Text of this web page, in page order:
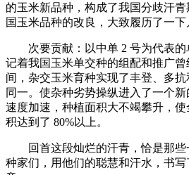
的玉米新品种，构成了我国分歧汗
国玉米品种的改良，大致履历了一下
次要贡献：以中单 2 号为代表的
记着我国玉米单交种的组配和推广
间，杂交玉米育种实现了丰登、多
同一。使杂种劣势操纵进入了一个
速度加速，种植面积大不竭攀升，
积达到了 80%以上。
回首这段灿烂的汗青，恰是那些
种家们，用他们的聪慧和汗水，书